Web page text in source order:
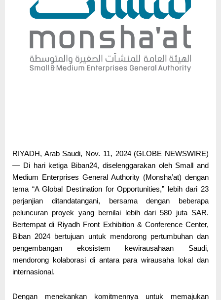
RIYADH, Arab Saudi, Nov. 11, 2024 (GLOBE NEWSWIRE)
— Di hari ketiga Biban24, diselenggarakan oleh Small and
Medium Enterprises General Authority (Monsha’at) dengan
tema “A Global Destination for Opportunities,” lebih dari 23
perjanjian ditandatangani, bersama dengan beberapa
peluncuran proyek yang bernilai lebih dari 580 juta SAR.
Bertempat di Riyadh Front Exhibition & Conference Center,
Biban 2024 bertujuan untuk mendorong pertumbuhan dan
pengembangan ekosistem kewirausahaan Saudi,
mendorong kolaborasi di antara para wirausaha lokal dan
internasional.
Dengan menekankan komitmennya untuk memajukan